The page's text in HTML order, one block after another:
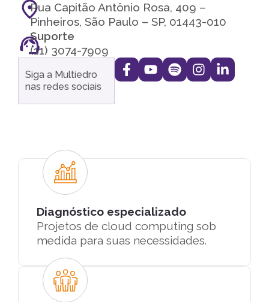
Rua Capitão Antônio Rosa, 409 –
Pinheiros, São Paulo – SP, 01443-010
Suporte
(11) 3074-7909
Siga a Multiedro
nas redes sociais
Diagnóstico especializado
Projetos de cloud computing sob
medida para suas necessidades.